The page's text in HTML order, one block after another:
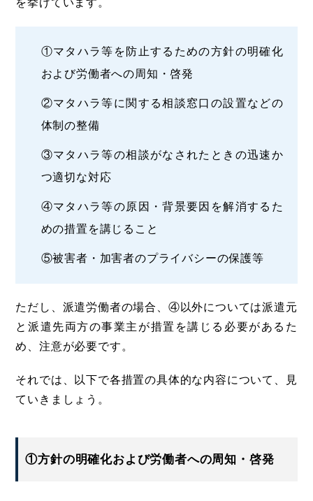
①マタハラ等を防止するための方針の明確化
および労働者への周知・啓発
②マタハラ等に関する相談窓口の設置などの
体制の整備
③マタハラ等の相談がなされたときの迅速か
つ適切な対応
④マタハラ等の原因・背景要因を解消するた
めの措置を講じること
⑤被害者・加害者のプライバシーの保護等
ただし、派遣労働者の場合、④以外については派遣元
と派遣先両方の事業主が措置を講じる必要があるた
め、注意が必要です。
それでは、以下で各措置の具体的な内容について、見
ていきましょう。
①方針の明確化および労働者への周知・啓発